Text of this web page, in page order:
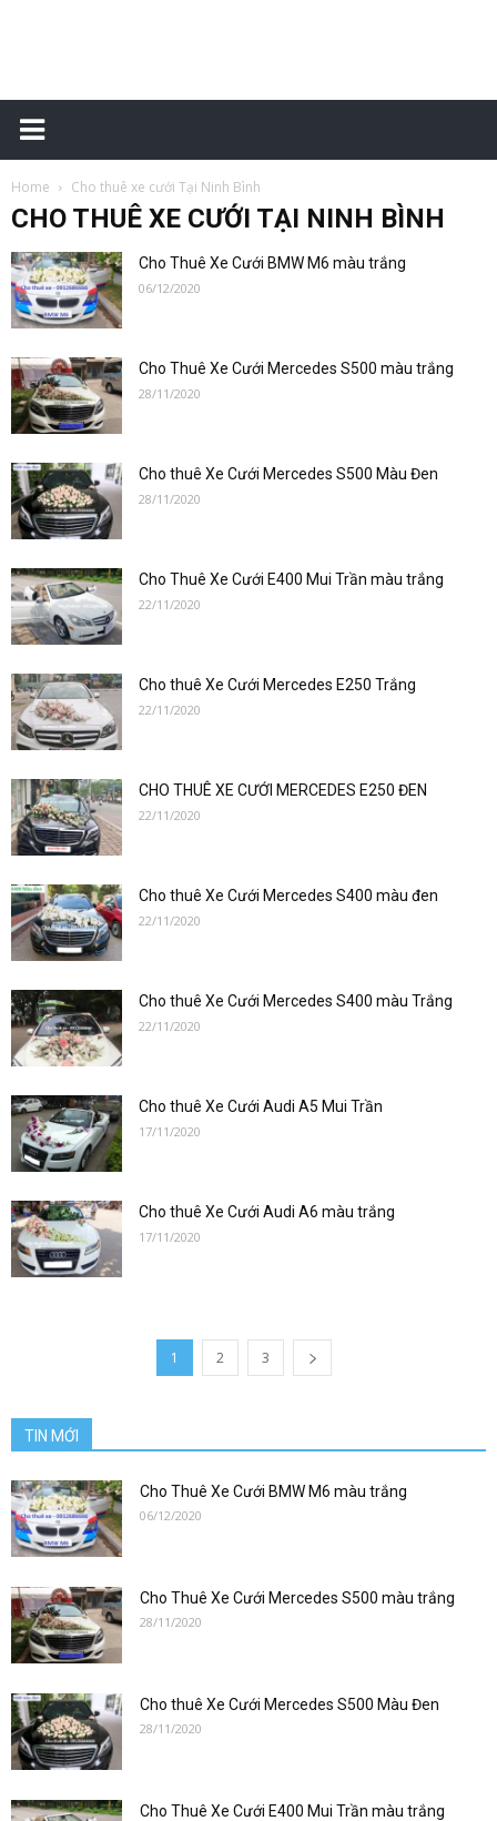
Cho
thuê
xe
cưới
vip|
cưới
hạng
sang
Home Cho thuê xe cưới Tại Ninh Bình
CHO THUÊ XE CƯỚI TẠI NINH BÌNH
Cho Thuê Xe Cưới BMW M6 màu trắng
06/12/2020
Cho Thuê Xe Cưới Mercedes S500 màu trắng
28/11/2020
Cho thuê Xe Cưới Mercedes S500 Màu Đen
28/11/2020
Cho Thuê Xe Cưới E400 Mui Trần màu trắng
22/11/2020
Cho thuê Xe Cưới Mercedes E250 Trắng
22/11/2020
CHO THUÊ XE CƯỚI MERCEDES E250 ĐEN
22/11/2020
Cho thuê Xe Cưới Mercedes S400 màu đen
22/11/2020
Cho thuê Xe Cưới Mercedes S400 màu Trắng
22/11/2020
Cho thuê Xe Cưới Audi A5 Mui Trần
17/11/2020
Cho thuê Xe Cưới Audi A6 màu trắng
17/11/2020
1 2 3
TIN MỚI
Cho Thuê Xe Cưới BMW M6 màu trắng
06/12/2020
Cho Thuê Xe Cưới Mercedes S500 màu trắng
28/11/2020
Cho thuê Xe Cưới Mercedes S500 Màu Đen
28/11/2020
Cho Thuê Xe Cưới E400 Mui Trần màu trắng